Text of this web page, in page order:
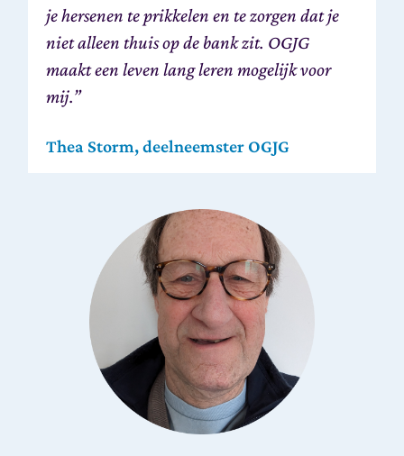
je hersenen te prikkelen en te zorgen dat je
niet alleen thuis op de bank zit. OGJG
maakt een leven lang leren mogelijk voor
mij.”
Thea Storm, deelneemster OGJG